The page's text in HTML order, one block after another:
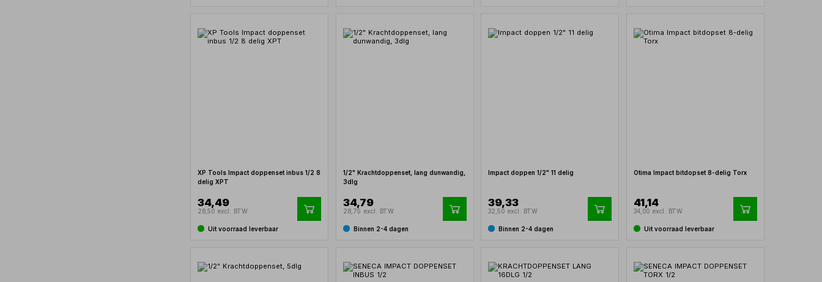
XP Tools Impact doppenset inbus 1/2 8
delig XPT
34,49
28,50 excl. BTW
Uit voorraad leverbaar
1/2" Krachtdoppenset, lang dunwandig,
3dlg
34,79
28,75 excl. BTW
Binnen 2-4 dagen
Impact doppen 1/2" 11 delig
39,33
32,50 excl. BTW
Binnen 2-4 dagen
Otima Impact bitdopset 8-delig Torx
41,14
34,00 excl. BTW
Uit voorraad leverbaar